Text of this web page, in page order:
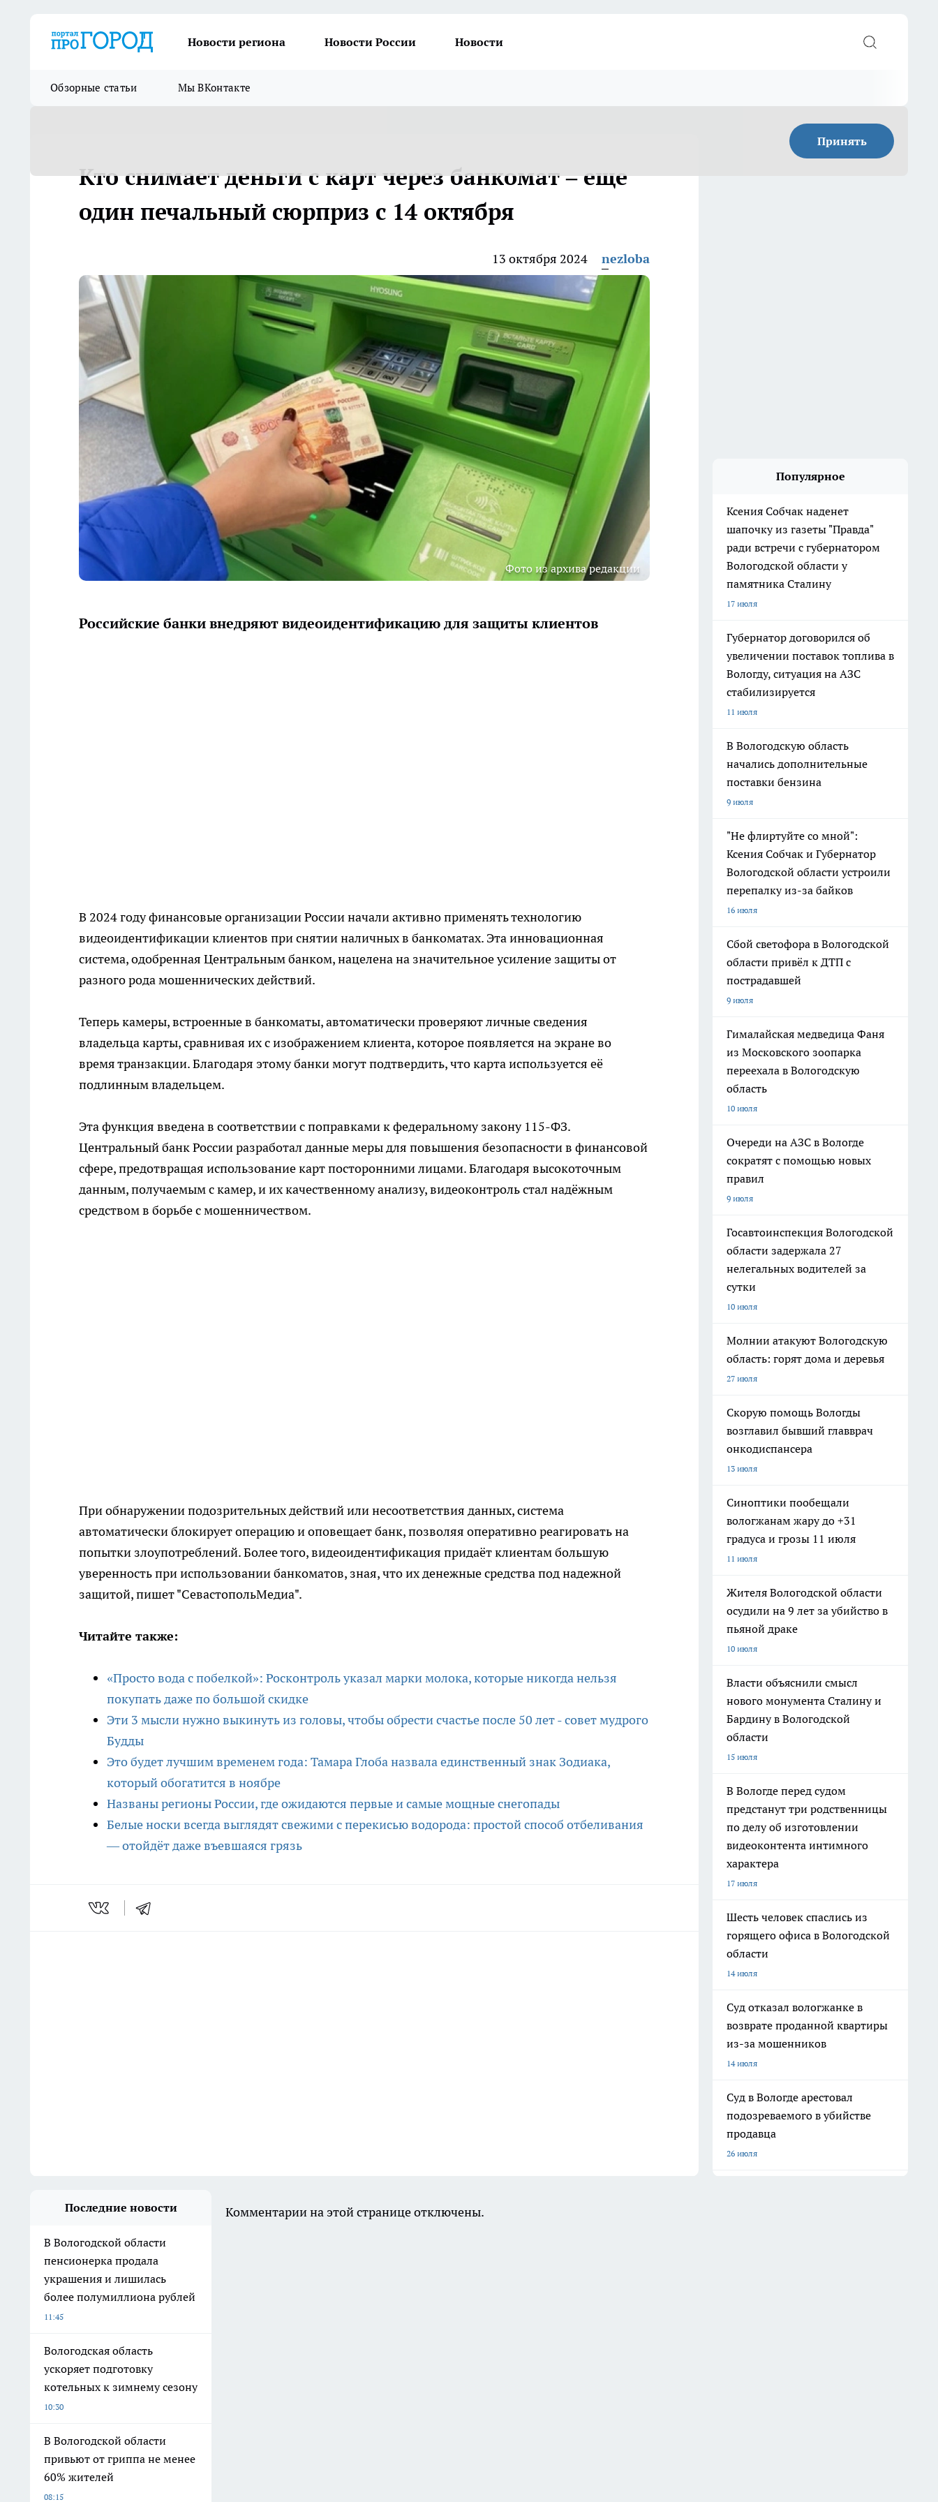
Новости региона Новости России Новости
Обзорные статьи Мы ВКонтакте
Принять
Кто снимает деньги с карт через банкомат – еще
один печальный сюрприз с 14 октября
13 октября 2024 nezloba
Фото из архива редакции
Российские банки внедряют видеоидентификацию для защиты клиентов
В 2024 году финансовые организации России начали активно применять технологию
видеоидентификации клиентов при снятии наличных в банкоматах. Эта инновационная
система, одобренная Центральным банком, нацелена на значительное усиление защиты от
разного рода мошеннических действий.
Теперь камеры, встроенные в банкоматы, автоматически проверяют личные сведения
владельца карты, сравнивая их с изображением клиента, которое появляется на экране во
время транзакции. Благодаря этому банки могут подтвердить, что карта используется её
подлинным владельцем.
Эта функция введена в соответствии с поправками к федеральному закону 115-ФЗ.
Центральный банк России разработал данные меры для повышения безопасности в финансовой
сфере, предотвращая использование карт посторонними лицами. Благодаря высокоточным
данным, получаемым с камер, и их качественному анализу, видеоконтроль стал надёжным
средством в борьбе с мошенничеством.
При обнаружении подозрительных действий или несоответствия данных, система
автоматически блокирует операцию и оповещает банк, позволяя оперативно реагировать на
попытки злоупотреблений. Более того, видеоидентификация придаёт клиентам большую
уверенность при использовании банкоматов, зная, что их денежные средства под надежной
защитой, пишет "СевастопольМедиа".
Читайте также:
«Просто вода с побелкой»: Росконтроль указал марки молока, которые никогда нельзя
покупать даже по большой скидке
Эти 3 мысли нужно выкинуть из головы, чтобы обрести счастье после 50 лет - совет мудрого
Будды
Это будет лучшим временем года: Тамара Глоба назвала единственный знак Зодиака,
который обогатится в ноябре
Названы регионы России, где ожидаются первые и самые мощные снегопады
Белые носки всегда выглядят свежими с перекисью водорода: простой способ отбеливания
— отойдёт даже въевшаяся грязь
Популярное
Ксения Собчак наденет
шапочку из газеты "Правда"
ради встречи с губернатором
Вологодской области у
памятника Сталину
17 июля
Губернатор договорился об
увеличении поставок топлива в
Вологду, ситуация на АЗС
стабилизируется
11 июля
В Вологодскую область
начались дополнительные
поставки бензина
9 июля
"Не флиртуйте со мной":
Ксения Собчак и Губернатор
Вологодской области устроили
перепалку из-за байков
16 июля
Сбой светофора в Вологодской
области привёл к ДТП с
пострадавшей
9 июля
Гималайская медведица Фаня
из Московского зоопарка
переехала в Вологодскую
область
10 июля
Очереди на АЗС в Вологде
сократят с помощью новых
правил
9 июля
Госавтоинспекция Вологодской
области задержала 27
нелегальных водителей за
сутки
10 июля
Молнии атакуют Вологодскую
область: горят дома и деревья
27 июля
Скорую помощь Вологды
возглавил бывший главврач
онкодиспансера
13 июля
Синоптики пообещали
вологжанам жару до +31
градуса и грозы 11 июля
11 июля
Жителя Вологодской области
осудили на 9 лет за убийство в
пьяной драке
10 июля
Власти объяснили смысл
нового монумента Сталину и
Бардину в Вологодской
области
15 июля
В Вологде перед судом
предстанут три родственницы
по делу об изготовлении
видеоконтента интимного
характера
17 июля
Шесть человек спаслись из
горящего офиса в Вологодской
области
14 июля
Суд отказал вологжанке в
возврате проданной квартиры
из-за мошенников
14 июля
Суд в Вологде арестовал
подозреваемого в убийстве
продавца
26 июля
Последние новости
В Вологодской области
пенсионерка продала
украшения и лишилась
более полумиллиона рублей
11:45
Вологодская область
ускоряет подготовку
котельных к зимнему сезону
10:30
В Вологодской области
привьют от гриппа не менее
60% жителей
08:15
Комментарии на этой странице отключены.